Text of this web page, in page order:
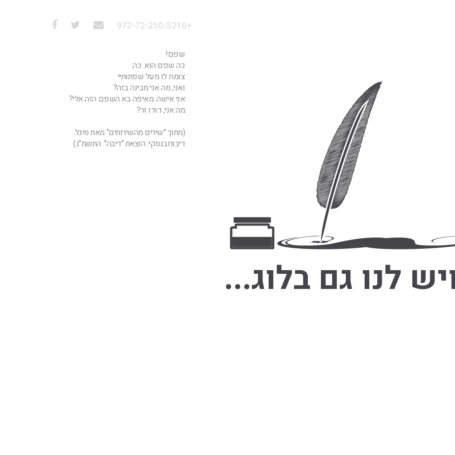
+972-72-250-5210
שפם!
כה שפם הוא. כה.
צומח לו מעל שפתותיי
ואני, מה אני מבינה בזה?
אני אישה. מאיפה בא השפם הזה אלי?
מה אני, דודו זר?
(מתוך "שירים מהשירותים" מאת סיגל
דיבוחבנסקי. הוצאת "דיבה". התשמ"ג)
לנו גם בלוג...